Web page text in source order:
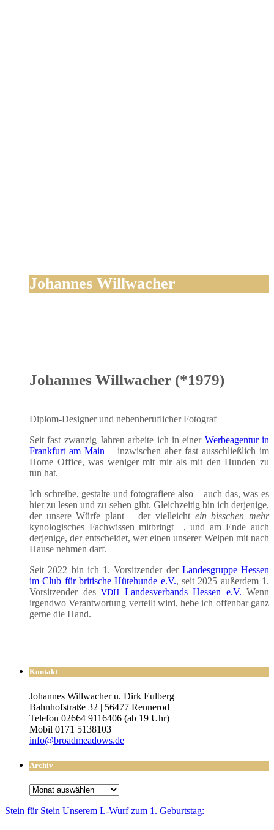
Johannes Willwacher
Johannes Willwacher (*1979)
Diplom-Desi­gner und neben­be­ruf­li­cher Fotograf
Seit fast zwan­zig Jah­ren arbei­te ich in einer Wer­be­agen­tur in
Frank­furt am Main – inzwi­schen aber fast aus­schließ­lich im
Home Office, was weni­ger mit mir als mit den Hun­den zu
tun hat.
Ich schrei­be, gestal­te und foto­gra­fie­re also – auch das, was es
hier zu lesen und zu sehen gibt. Gleich­zei­tig bin ich der­je­ni­ge,
der unse­re Wür­fe plant – der viel­leicht ein biss­chen mehr
kyno­lo­gi­sches Fach­wis­sen mit­bringt –, und am Ende auch
der­je­ni­ge, der ent­schei­det, wer einen unse­rer Wel­pen mit nach
Hau­se neh­men darf.
Seit 2022 bin ich 1. Vor­sit­zen­der der Lan­des­grup­pe Hes­sen
im Club für bri­ti­sche Hüte­hun­de e.V., seit 2025 außer­dem 1.
Vor­sit­zen­der des VDH Lan­des­ver­bands Hes­sen e.V. Wenn
irgend­wo Ver­ant­wor­tung ver­teilt wird, hebe ich offen­bar ganz
ger­ne die Hand.
Kontakt
Johannes Willwacher u. Dirk Eulberg
Bahnhofstraße 32 | 56477 Rennerod
Telefon 02664 9116406 (ab 19 Uhr)
Mobil 0171 5138103
info@broadmeadows.de
Archiv
Archiv
Stein für Stein Unse­rem L-Wurf zum 1. Geburtstag: